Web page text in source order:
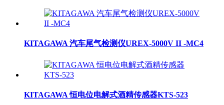
KITAGAWA 汽车尾气检测仪UREX-5000V II -MC4
KITAGAWA 恒电位电解式酒精传感器KTS-523